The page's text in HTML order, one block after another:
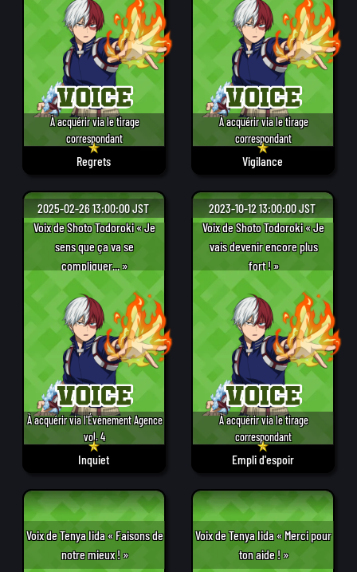
Regrets
À acquérir via le tirage
correspondant
Vigilance
À acquérir via le tirage
correspondant
Inquiet
2025-02-26 13:00:00 JST
À acquérir via l'Événement Agence
vol. 4
Voix de Shoto Todoroki « Je
sens que ça va se
compliquer... »
Empli d'espoir
2023-10-12 13:00:00 JST
À acquérir via le tirage
correspondant
Voix de Shoto Todoroki « Je
vais devenir encore plus
fort ! »
Voix de Tenya Iida « Faisons de
notre mieux ! »
Voix de Tenya Iida « Merci pour
ton aide ! »